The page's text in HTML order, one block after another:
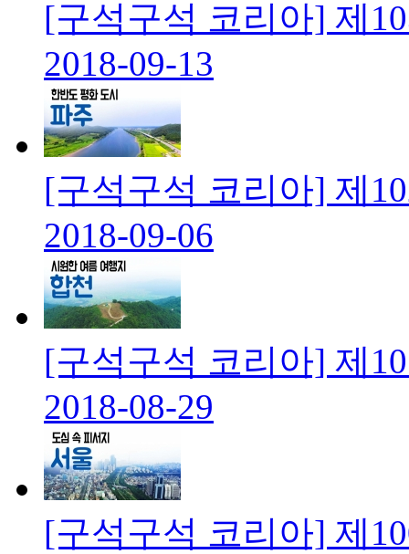
[구석구석 코리아] 제
2018-09-13
[구석구석 코리아] 제
2018-09-06
[구석구석 코리아] 제
2018-08-29
[구석구석 코리아] 제